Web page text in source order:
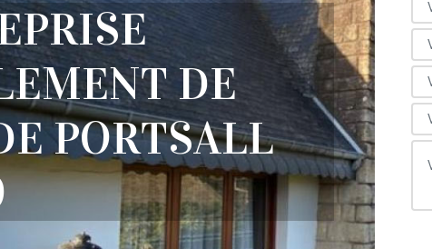
DE
PORTSALL